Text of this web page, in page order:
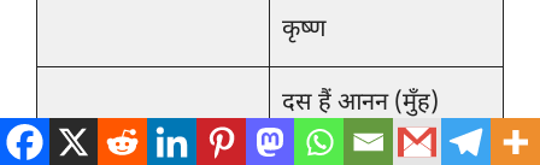
कृष्ण
दशानन
दस हैं आनन (मुँह)
जिसके अर्थात् रावण